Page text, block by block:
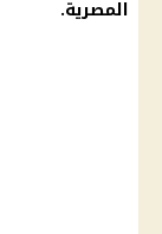
المصرية.